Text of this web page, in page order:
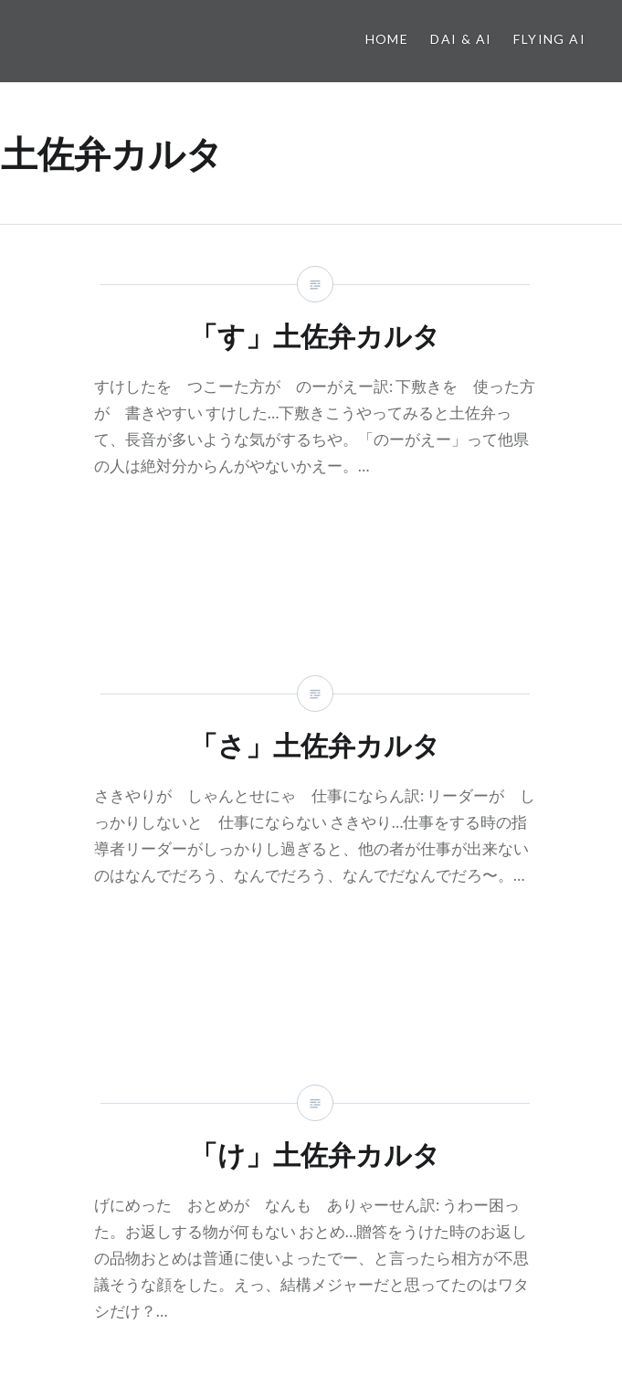
HOME DAI & AI FLYING AI
土佐弁カルタ
「す」土佐弁カルタ
すけしたを つこーた方が のーがえー訳: 下敷きを 使った方
が 書きやすい すけした…下敷きこうやってみると土佐弁っ
て、長音が多いような気がするちや。「のーがえー」って他県
の人は絶対分からんがやないかえー。…
「さ」土佐弁カルタ
さきやりが しゃんとせにゃ 仕事にならん訳: リーダーが し
っかりしないと 仕事にならない さきやり…仕事をする時の指
導者リーダーがしっかりし過ぎると、他の者が仕事が出来ない
のはなんでだろう、なんでだろう、なんでだなんでだろ〜。…
「け」土佐弁カルタ
げにめった おとめが なんも ありゃーせん訳: うわー困っ
た。お返しする物が何もない おとめ…贈答をうけた時のお返し
の品物おとめは普通に使いよったでー、と言ったら相方が不思
議そうな顔をした。えっ、結構メジャーだと思ってたのはワタ
シだけ？…